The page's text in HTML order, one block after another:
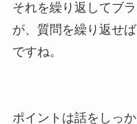
それを繰り返してブ
が、質問を繰り返せ
ですね。
ポイントは話をしっ